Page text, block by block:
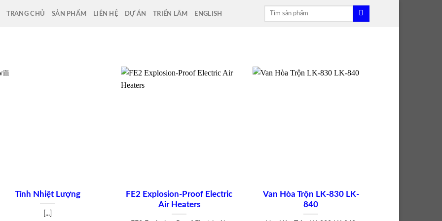
TRANG CHỦ SẢN PHẨM LIÊN HỆ DỰ ÁN TRIỂN LÃM ENGLISH
Tìm
Tính Nhiệt Lượng
[...]
FE2 Explosion-Proof Electric
Air Heaters
Van Hòa Trộn LK-830 LK-
840